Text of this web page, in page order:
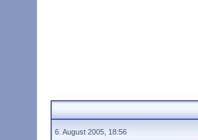
6. August 2005, 18:56